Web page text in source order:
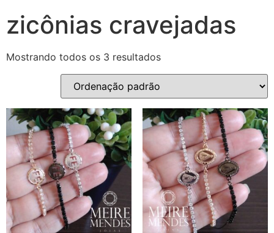
zicônias cravejadas
Mostrando todos os 3 resultados